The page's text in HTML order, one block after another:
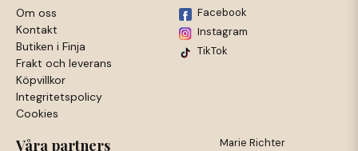
Om oss
Kontakt
Butiken i Finja
Frakt och leverans
Köpvillkor
Integritetspolicy
Cookies
Facebook
Instagram
TikTok
Våra partners Marie Richter